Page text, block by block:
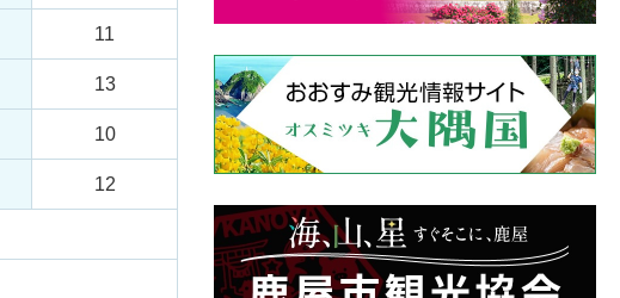
11
13
10
12